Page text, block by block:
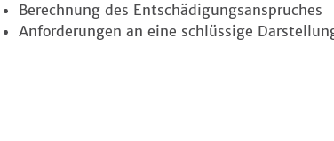
Berechnung des Entschädigungsanspruches
Anforderungen an eine schlüssige